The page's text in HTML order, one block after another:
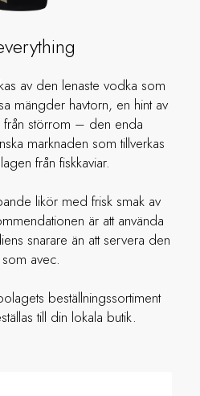
av den lenaste vodka som
mängder havtorn, en hint av
från störrom – den enda
marknaden som tillverkas
från fiskkaviar.
likör med frisk smak av
är att använda
snarare än att servera den
avec.
beställningssortiment
till din lokala butik.